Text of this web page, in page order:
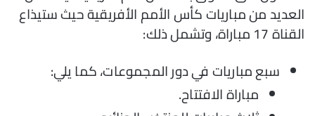
العديد من مباريات كأس الأمم الأفريقية حيث ستيذاع
القناة 17 مباراة، وتشمل ذلك:
سبع مباريات في دور المجموعات، كما يلي:
مباراة الافتتاح.